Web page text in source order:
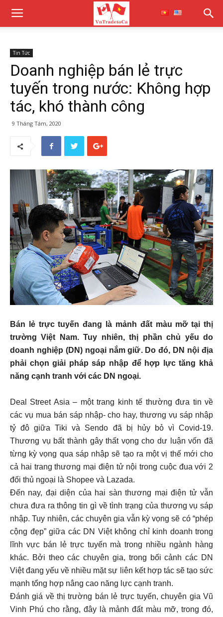
Tin Tức
Doanh nghiệp bán lẻ trực
tuyến trong nước: Không hợp
tác, khó thành công
9 Tháng Tám, 2020
Bán lẻ trực tuyến đang là mảnh đất màu mỡ tại thị
trường Việt Nam. Tuy nhiên, thị phần chủ yếu do
doanh nghiệp (DN) ngoại nắm giữ. Do đó, DN nội địa
phải chọn giải pháp sáp nhập để hợp lực tăng khả
năng cạnh tranh với các DN ngoại.
Deal Street Asia – một trang kinh tế thường đưa tin về
các vụ mua bán sáp nhập- cho hay, thương vụ sáp nhập
tỷ đô giữa Tiki và Sendo đã bị hủy bỏ vì Covid-19.
Thương vụ bất thành gây thất vọng cho dư luận vốn đã
từng kỳ vọng qua sáp nhập sẽ tạo ra một vị thế mới cho
cả hai trang thương mại điện tử nội trong cuộc đua với 2
đối thủ ngoại là Shopee và Lazada.
Đến nay, đại diện của hai sàn thương mại điện tử vẫn
chưa đưa ra thông tin gì về tình trạng của thương vụ sáp
nhập. Tuy nhiên, các chuyên gia vẫn kỳ vọng sẽ có “phép
cộng đẹp” giữa các DN Việt không chỉ kinh doanh trong
lĩnh vực bán lẻ trực tuyến mà trong nhiều ngành hàng
khác. Bởi theo các chuyên gia, trong bối cảnh các DN
Việt đang yếu về nhiều mặt sự liên kết hợp tác sẽ tạo sức
mạnh tổng hợp nâng cao năng lực cạnh tranh.
Đánh giá về thị trường bán lẻ trực tuyến, chuyên gia Vũ
Vinh Phú cho rằng, đây là mảnh đất màu mỡ, trong đó,